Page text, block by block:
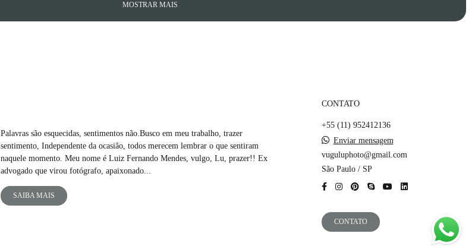
MOSTRAR MAIS
Palavras são esquecidas, sentimentos não.Busco em meu trabalho, trazer
sentimento, Independente da ocasião, todos merecem lembrar o que sentiram
naquele momento. Meu nome é Luiz Fernando Mendes, vulgo, Lu, prazer!! Ex
advogado que virou fotógrafo, apaixonado...
SAIBA MAIS
CONTATO
+55 (11) 952412136
Enviar mensagem
vuguluphoto@gmail.com
São Paulo / SP
CONTATO